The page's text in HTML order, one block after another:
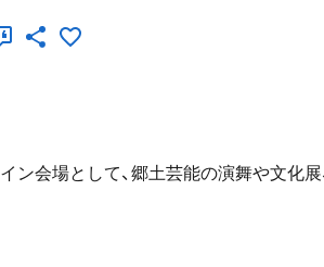
会場として、郷土芸能の演舞や文化展